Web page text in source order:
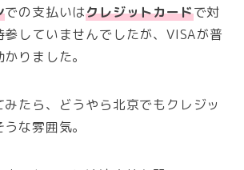
での支払いはクレジットカードで対
していませんでしたが、VISAが普
りました。
たら、どうやら北京でもクレジッ
な雰囲気。